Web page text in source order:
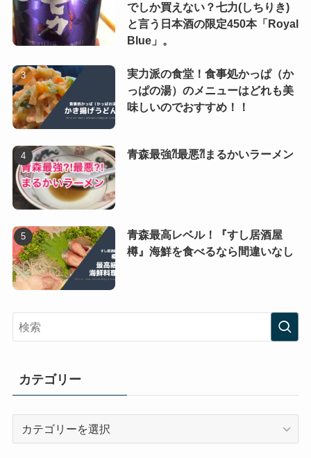
でしか買えない？七力(しちりき)
と言う日本酒の限定450本「Royal
Blue」。
実力派の食堂！食事処かっぱ（か
っぱの湯）のメニューはどれも美
味しいのでおすすめ！！
青森最強⁈最悪⁈まるかいラーメン
青森最高レベル！『すし居酒屋
樽』海鮮を食べるなら間違いなし
カテゴリー